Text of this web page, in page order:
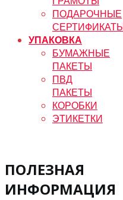
ПОДАРОЧНЫЕ
СЕРТИФИКАТЫ
УПАКОВКА
БУМАЖНЫЕ
ПАКЕТЫ
ПВД
ПАКЕТЫ
КОРОБКИ
ЭТИКЕТКИ
ПОЛЕЗНАЯ
ИНФОРМАЦИЯ